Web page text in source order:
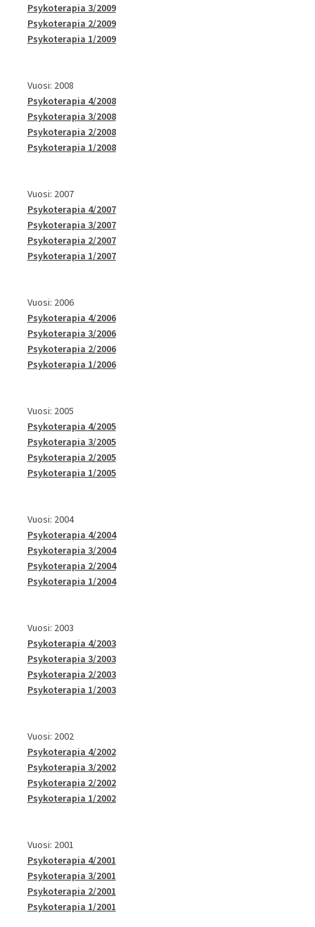
Psykoterapia 3/2009
Psykoterapia 2/2009
Psykoterapia 1/2009
Vuosi: 2008
Psykoterapia 4/2008
Psykoterapia 3/2008
Psykoterapia 2/2008
Psykoterapia 1/2008
Vuosi: 2007
Psykoterapia 4/2007
Psykoterapia 3/2007
Psykoterapia 2/2007
Psykoterapia 1/2007
Vuosi: 2006
Psykoterapia 4/2006
Psykoterapia 3/2006
Psykoterapia 2/2006
Psykoterapia 1/2006
Vuosi: 2005
Psykoterapia 4/2005
Psykoterapia 3/2005
Psykoterapia 2/2005
Psykoterapia 1/2005
Vuosi: 2004
Psykoterapia 4/2004
Psykoterapia 3/2004
Psykoterapia 2/2004
Psykoterapia 1/2004
Vuosi: 2003
Psykoterapia 4/2003
Psykoterapia 3/2003
Psykoterapia 2/2003
Psykoterapia 1/2003
Vuosi: 2002
Psykoterapia 4/2002
Psykoterapia 3/2002
Psykoterapia 2/2002
Psykoterapia 1/2002
Vuosi: 2001
Psykoterapia 4/2001
Psykoterapia 3/2001
Psykoterapia 2/2001
Psykoterapia 1/2001